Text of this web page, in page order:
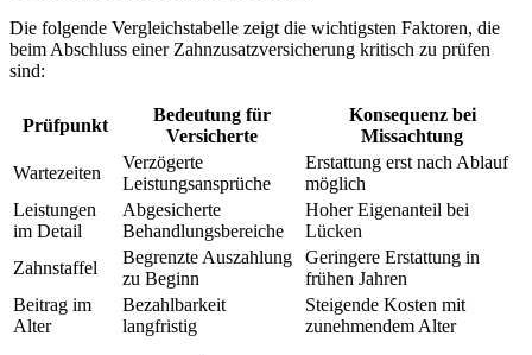
Die folgende Vergleichstabelle zeigt die wichtigsten Faktoren, die
beim Abschluss einer Zahnzusatzversicherung kritisch zu prüfen
sind:
Prüfpunkt
Bedeutung für
Versicherte
Konsequenz bei
Missachtung
Wartezeiten
Verzögerte
Leistungsansprüche
Erstattung erst nach Ablauf
möglich
Leistungen
im Detail
Abgesicherte
Behandlungsbereiche
Hoher Eigenanteil bei
Lücken
Zahnstaffel
Begrenzte Auszahlung
zu Beginn
Geringere Erstattung in
frühen Jahren
Beitrag im
Alter
Bezahlbarkeit
langfristig
Steigende Kosten mit
zunehmendem Alter